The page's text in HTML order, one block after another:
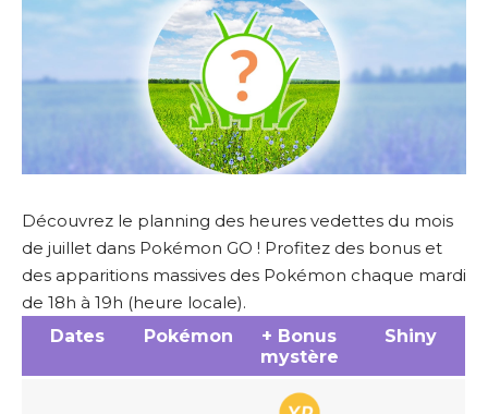
Découvrez le planning des heures vedettes du mois
de juillet dans Pokémon GO ! Profitez des bonus et
des apparitions massives des Pokémon chaque mardi
de 18h à 19h (heure locale).
Dates
Pokémon
+ Bonus
mystère
Shiny